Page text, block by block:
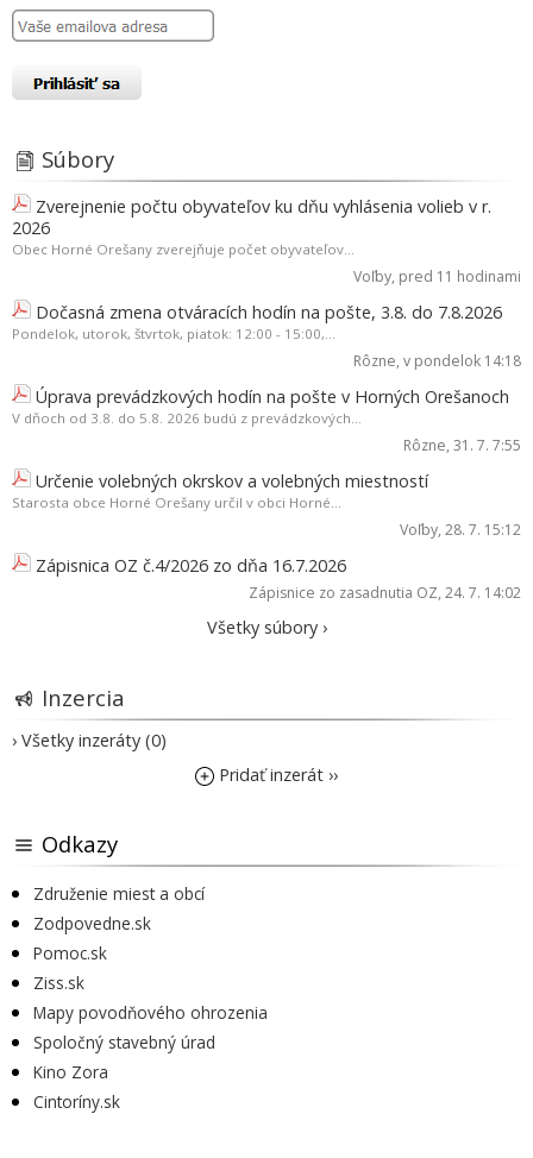
Súbory
Zverejnenie počtu obyvateľov ku dňu vyhlásenia volieb v r.
2026
Obec Horné Orešany zverejňuje počet obyvateľov...
Voľby, pred 11 hodinami
Dočasná zmena otváracích hodín na pošte, 3.8. do 7.8.2026
Pondelok, utorok, štvrtok, piatok: 12:00 - 15:00,...
Rôzne, v pondelok 14:18
Úprava prevádzkových hodín na pošte v Horných Orešanoch
V dňoch od 3.8. do 5.8. 2026 budú z prevádzkových...
Rôzne, 31. 7. 7:55
Určenie volebných okrskov a volebných miestností
Starosta obce Horné Orešany určil v obci Horné...
Voľby, 28. 7. 15:12
Zápisnica OZ č.4/2026 zo dňa 16.7.2026
Zápisnice zo zasadnutia OZ, 24. 7. 14:02
Všetky súbory ›
Inzercia
› Všetky inzeráty (0)
Pridať inzerát ››
Odkazy
Združenie miest a obcí
Zodpovedne.sk
Pomoc.sk
Ziss.sk
Mapy povodňového ohrozenia
Spoločný stavebný úrad
Kino Zora
Cintoríny.sk